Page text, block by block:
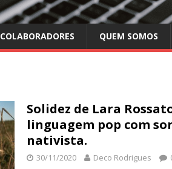
COLABORADORES QUEM SOMOS
Solidez de Lara
linguagem pop com
nativista.
30/11/2020 Deco Rodrigues